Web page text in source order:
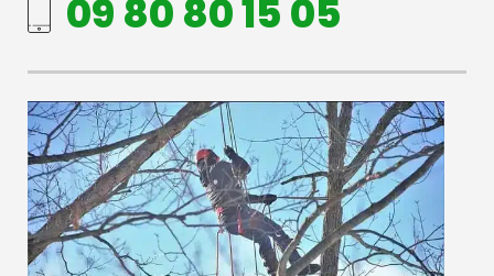
09 80 80 15 05